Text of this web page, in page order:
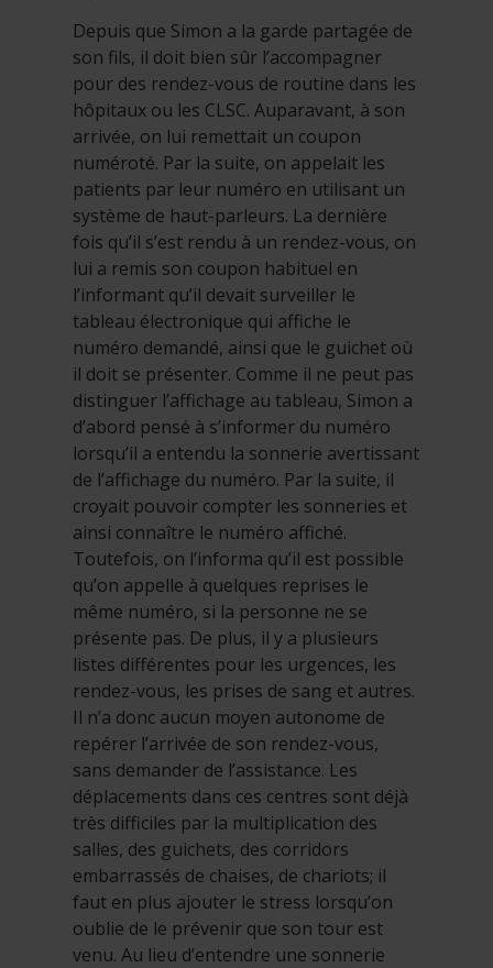
Depuis que Simon a la garde partagée de
son fils, il doit bien sûr l’accompagner
pour des rendez-vous de routine dans les
hôpitaux ou les CLSC. Auparavant, à son
arrivée, on lui remettait un coupon
numéroté. Par la suite, on appelait les
patients par leur numéro en utilisant un
système de haut-parleurs. La dernière
fois qu’il s’est rendu à un rendez-vous, on
lui a remis son coupon habituel en
l’informant qu’il devait surveiller le
tableau électronique qui affiche le
numéro demandé, ainsi que le guichet où
il doit se présenter. Comme il ne peut pas
distinguer l’affichage au tableau, Simon a
d’abord pensé à s’informer du numéro
lorsqu’il a entendu la sonnerie avertissant
de l’affichage du numéro. Par la suite, il
croyait pouvoir compter les sonneries et
ainsi connaître le numéro affiché.
Toutefois, on l’informa qu’il est possible
qu’on appelle à quelques reprises le
même numéro, si la personne ne se
présente pas. De plus, il y a plusieurs
listes différentes pour les urgences, les
rendez-vous, les prises de sang et autres.
Il n’a donc aucun moyen autonome de
repérer l’arrivée de son rendez-vous,
sans demander de l’assistance. Les
déplacements dans ces centres sont déjà
très difficiles par la multiplication des
salles, des guichets, des corridors
embarrassés de chaises, de chariots; il
faut en plus ajouter le stress lorsqu’on
oublie de le prévenir que son tour est
venu. Au lieu d’entendre une sonnerie